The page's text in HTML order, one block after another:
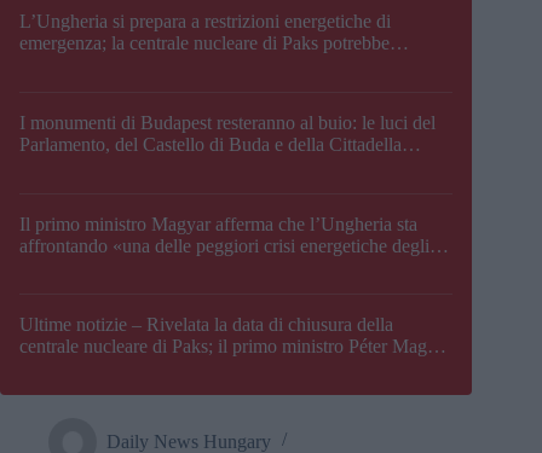
L’Ungheria si prepara a restrizioni energetiche di
emergenza; la centrale nucleare di Paks potrebbe
I monumenti di Budapest resteranno al buio: le luci del
Parlamento, del Castello di Buda e della Cittadella
Il primo ministro Magyar afferma che l’Ungheria sta
affrontando «una delle peggiori crisi energetiche degli
Ultime notizie – Rivelata la data di chiusura della
centrale nucleare di Paks; il primo ministro Péter Magyar
Daily News Hungary